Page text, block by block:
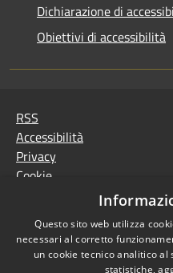
Dichiarazione di
Obiettivi di accessibilità
RSS
Accessibilità
Privacy
Cookie
Questo sito web utilizza
necessari al corretto
un cookie tecnico analitico
statistiche,